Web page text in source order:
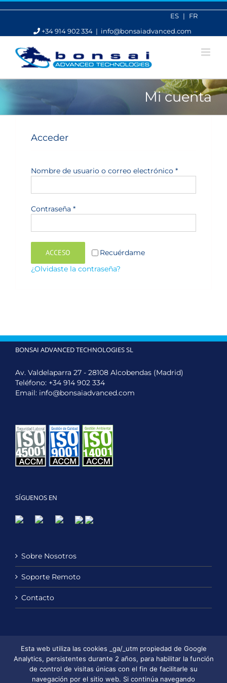
Saltar
ES
FR
+34 914 902 334 | info@bonsaiadvanced.com
Mi cuenta
Acceder
Nombre de usuario o correo electrónico *Obligatorio
Contraseña *Obligatorio
Recuérdame
ACCESO
¿Olvidaste la contraseña?
BONSAI ADVANCED TECHNOLOGIES SL
Av. Valdelaparra 27 - 28108 Alcobendas (Madrid)
Teléfono: +34 914 902 334
Email: info@bonsaiadvanced.com
SÍGUENOS EN
Sobre Nosotros
Soporte Remoto
Contacto
Política de Cookies
Aviso Legal
Esta web utiliza las cookies _ga/_utm propiedad de Google
Analytics, persistentes durante 2 años, para habilitar la función
de control de visitas únicas con el fin de facilitarle su
navegación por el sitio web. Si continúa navegando